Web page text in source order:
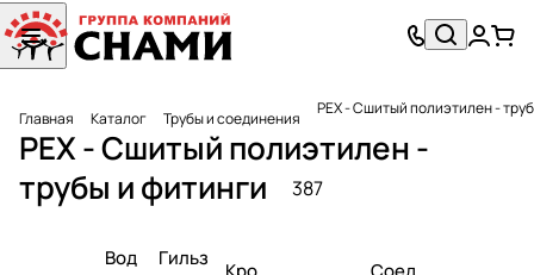
Главная Каталог Трубы и соединения PEX - Сшитый полиэтилен -
PEX - Сшитый полиэтилен -
трубы и фитинги
387
Вод
Гильз